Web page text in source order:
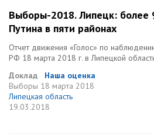
Выборы-2018. Липецк: более
Путина в пяти районах
Отчет движения «Голос» по
РФ 18 марта 2018 г. в Липецкой
Доклад
Наша оценка
Выборы 18 марта 2018
Липецкая область
19.03.2018